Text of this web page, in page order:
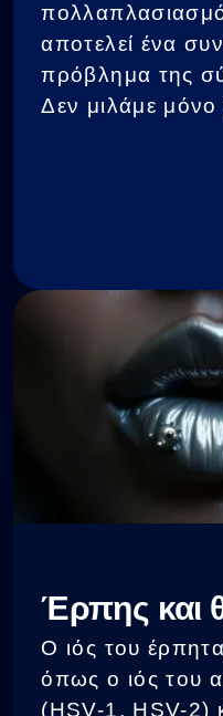
αποτελεί ένα
πρόβλημα της
Δεν μιλάμε μόνο
σε γλυκόζη, σε
τροφές και σε
επίπεδα ινών.
Έρπης και
Ο ιός του
όπως ο ιός του
(HSV-1, HSV-2)